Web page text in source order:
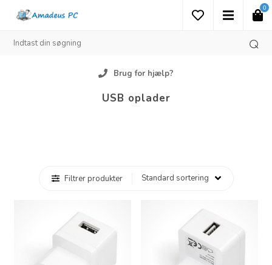
0
Brug for hjælp?
USB oplader
Filtrer produkter